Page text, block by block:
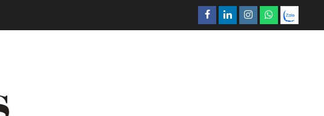
Facebook
LinkedinInstagram
What’sapp
Zalo